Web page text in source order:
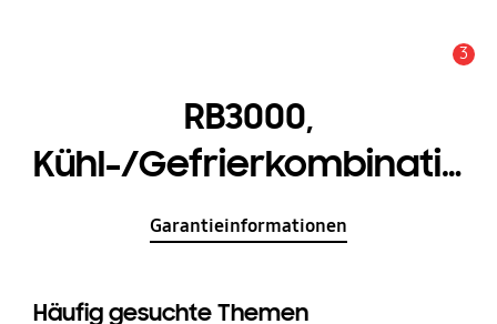
3
RB3000,
Kühl-/Gefrierkombination,
Edelstahl Look, 178 cm,
Garantieinformationen
Häufig gesuchte Themen